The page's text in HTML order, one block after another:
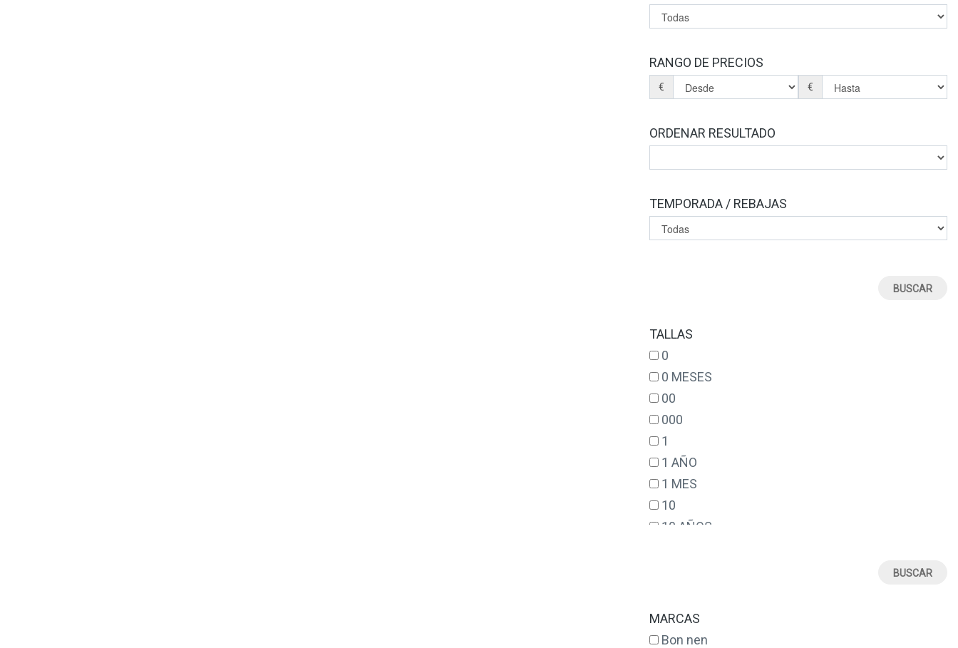
RANGO DE PRECIOS
€ €
ORDENAR RESULTADO
TEMPORADA / REBAJAS
TALLAS
0
0 MESES
00
000
1
1 AÑO
1 MES
10
10 AÑOS
14
14 AÑOS
MARCAS
Bon nen